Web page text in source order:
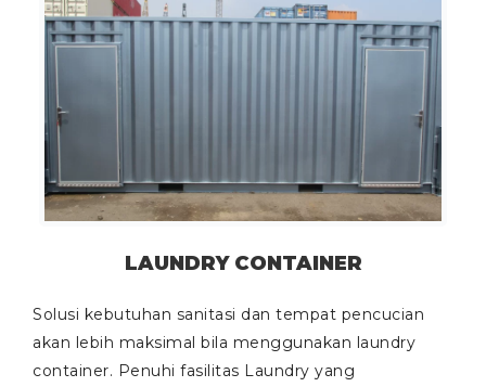
LAUNDRY CONTAINER
Solusi kebutuhan sanitasi dan tempat pencucian
akan lebih maksimal bila menggunakan laundry
container. Penuhi fasilitas Laundry yang